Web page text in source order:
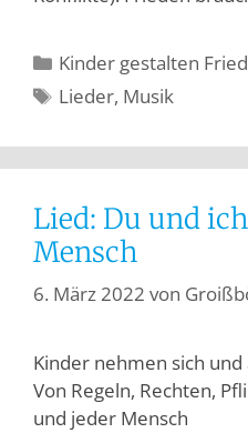
Kinder gestalten
Lieder, Musik
Lied: Du und
Mensch
6. März 2022 von
Kinder nehmen sich und
Von Regeln, Rechten,
und jeder Mensch